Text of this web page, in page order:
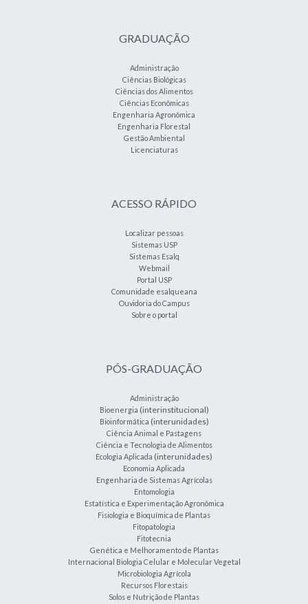
GRADUAÇÃO
Administração
Ciências Biológicas
Ciências dos Alimentos
Ciências Econômicas
Engenharia Agronômica
Engenharia Florestal
Gestão Ambiental
Licenciaturas
ACESSO RÁPIDO
Localizar pessoas
Sistemas USP
Sistemas Esalq
Webmail
Portal USP
Comunidade esalqueana
Ouvidoria do Campus
Sobre o portal
PÓS-GRADUAÇÃO
Administração
Bioenergia (interinstitucional)
Bioinformática (interunidades)
Ciência Animal e Pastagens
Ciência e Tecnologia de Alimentos
Ecologia Aplicada (interunidades)
Economia Aplicada
Engenharia de Sistemas Agrícolas
Entomologia
Estatística e Experimentação Agronômica
Fisiologia e Bioquímica de Plantas
Fitopatologia
Fitotecnia
Genética e Melhoramento de Plantas
Internacional Biologia Celular e Molecular Vegetal
Microbiologia Agrícola
Recursos Florestais
Solos e Nutrição de Plantas